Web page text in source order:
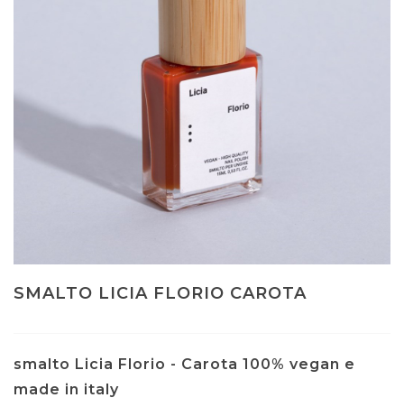
SMALTO LICIA FLORIO CAROTA
smalto Licia Florio - Carota 100% vegan e
made in italy